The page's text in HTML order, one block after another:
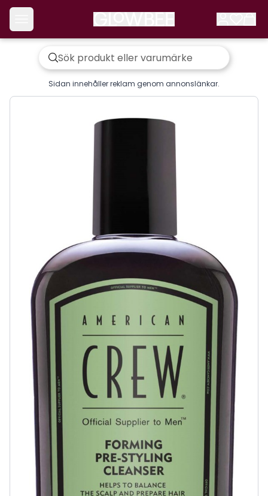
Sidan innehåller reklam genom annonslänkar.